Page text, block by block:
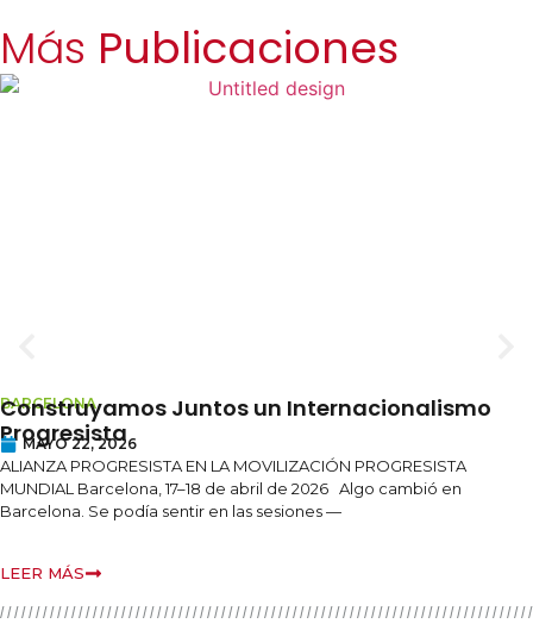
Más Publicaciones
BARCELONA
Construyamos Juntos un Internacionalismo
Progresista
MAYO 22, 2026
ALIANZA PROGRESISTA EN LA MOVILIZACIÓN PROGRESISTA
MUNDIAL Barcelona, 17–18 de abril de 2026 Algo cambió en
Barcelona. Se podía sentir en las sesiones —
LEER MÁS